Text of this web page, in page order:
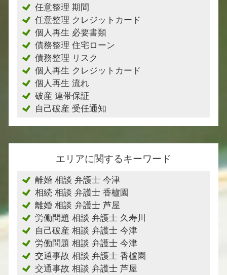
任意整理 期間
任意整理 クレジットカード
個人再生 必要書類
債務整理 住宅ローン
債務整理 リスク
個人再生 クレジットカード
個人再生 流れ
破産 連帯保証
自己破産 受任通知
エリアに関するキーワード
離婚 相談 弁護士 今津
相続 相談 弁護士 香櫨園
離婚 相談 弁護士 芦屋
労働問題 相談 弁護士 久寿川
自己破産 相談 弁護士 今津
労働問題 相談 弁護士 今津
交通事故 相談 弁護士 香櫨園
交通事故 相談 弁護士 芦屋